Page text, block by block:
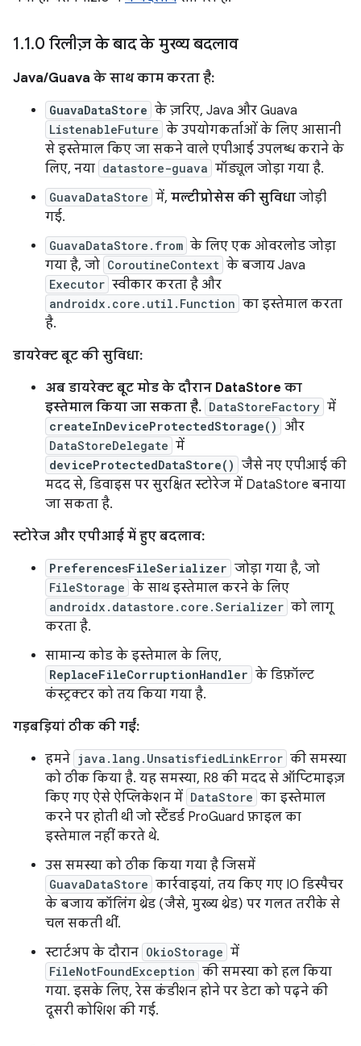
1.1.0 रिलीज़ के बाद के मुख्य बदलाव
Java/Guava के साथ काम करता है:
GuavaDataStore के ज़रिए, Java और Guava
ListenableFuture के उपयोगकर्ताओं के लिए आसानी
से इस्तेमाल किए जा सकने वाले एपीआई उपलब्ध कराने के
लिए, नया datastore-guava मॉड्यूल जोड़ा गया है.
GuavaDataStore में, मल्टीप्रोसेस की सुविधा जोड़ी
गई.
GuavaDataStore.from के लिए एक ओवरलोड जोड़ा
गया है, जो CoroutineContext के बजाय Java
Executor स्वीकार करता है और
androidx.core.util.Function का इस्तेमाल करता
है.
डायरेक्ट बूट की सुविधा:
अब डायरेक्ट बूट मोड के दौरान DataStore का
इस्तेमाल किया जा सकता है. DataStoreFactory में
createInDeviceProtectedStorage() और
DataStoreDelegate में
deviceProtectedDataStore() जैसे नए एपीआई की
मदद से, डिवाइस पर सुरक्षित स्टोरेज में DataStore बनाया
जा सकता है.
स्टोरेज और एपीआई में हुए बदलाव:
PreferencesFileSerializer जोड़ा गया है, जो
FileStorage के साथ इस्तेमाल करने के लिए
androidx.datastore.core.Serializer को लागू
करता है.
सामान्य कोड के इस्तेमाल के लिए,
ReplaceFileCorruptionHandler के डिफ़ॉल्ट
कंस्ट्रक्टर को तय किया गया है.
गड़बड़ियां ठीक की गईं:
हमने java.lang.UnsatisfiedLinkError की समस्या
को ठीक किया है. यह समस्या, R8 की मदद से ऑप्टिमाइज़
किए गए ऐसे ऐप्लिकेशन में DataStore का इस्तेमाल
करने पर होती थी जो स्टैंडर्ड ProGuard फ़ाइल का
इस्तेमाल नहीं करते थे.
उस समस्या को ठीक किया गया है जिसमें
GuavaDataStore कार्रवाइयां, तय किए गए IO डिस्पैचर
के बजाय कॉलिंग थ्रेड (जैसे, मुख्य थ्रेड) पर गलत तरीके से
चल सकती थीं.
स्टार्टअप के दौरान OkioStorage में
FileNotFoundException की समस्या को हल किया
गया. इसके लिए, रेस कंडीशन होने पर डेटा को पढ़ने की
दूसरी कोशिश की गई.